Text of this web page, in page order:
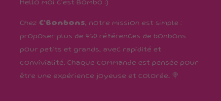
Hello moi c'est Bombo :)
Chez C’Bonbons, notre mission est simple :
proposer plus de 450 références de bonbons
pour petits et grands, avec rapidité et
convivialité. Chaque commande est pensée pour
être une expérience joyeuse et colorée. 🍭